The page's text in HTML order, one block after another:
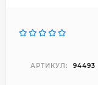
АРТИКУЛ: 94493